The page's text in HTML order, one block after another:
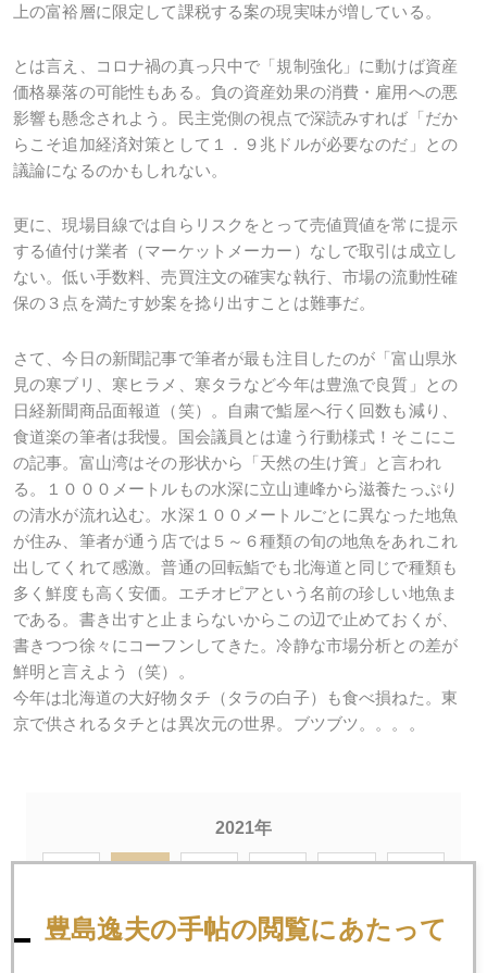
上の富裕層に限定して課税する案の現実味が増している。
とは言え、コロナ禍の真っ只中で「規制強化」に動けば資産
価格暴落の可能性もある。負の資産効果の消費・雇用への悪
影響も懸念されよう。民主党側の視点で深読みすれば「だか
らこそ追加経済対策として１．９兆ドルが必要なのだ」との
議論になるのかもしれない。
更に、現場目線では自らリスクをとって売値買値を常に提示
する値付け業者（マーケットメーカー）なしで取引は成立し
ない。低い手数料、売買注文の確実な執行、市場の流動性確
保の３点を満たす妙案を捻り出すことは難事だ。
さて、今日の新聞記事で筆者が最も注目したのが「富山県氷
見の寒ブリ、寒ヒラメ、寒タラなど今年は豊漁で良質」との
日経新聞商品面報道（笑）。自粛で鮨屋へ行く回数も減り、
食道楽の筆者は我慢。国会議員とは違う行動様式！そこにこ
の記事。富山湾はその形状から「天然の生け簀」と言われ
る。１０００メートルもの水深に立山連峰から滋養たっぷり
の清水が流れ込む。水深１００メートルごとに異なった地魚
が住み、筆者が通う店では５～６種類の旬の地魚をあれこれ
出してくれて感激。普通の回転鮨でも北海道と同じで種類も
多く鮮度も高く安価。エチオピアという名前の珍しい地魚ま
である。書き出すと止まらないからこの辺で止めておくが、
書きつつ徐々にコーフンしてきた。冷静な市場分析との差が
鮮明と言えよう（笑）。
今年は北海道の大好物タチ（タラの白子）も食べ損ねた。東
京で供されるタチとは異次元の世界。ブツブツ。。。。
2021年
1月 2月 3月 4月 5月 6月
7月 8月 9月
豊島逸夫の手帖の閲覧にあたって